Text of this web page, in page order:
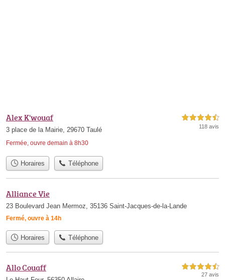
Alex K'wouaf
3 place de la Mairie, 29670 Taulé
Fermée, ouvre demain à 8h30
4,5 étoiles sur 5
118 avis
Horaires Téléphone
Alliance Vie
23 Boulevard Jean Mermoz, 35136 Saint-Jacques-de-la-Lande
Fermé, ouvre à 14h
Horaires Téléphone
Allo Couaff 4,5 étoiles sur 5
27 avis